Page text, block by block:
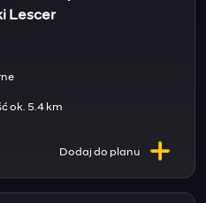
Lescer
ok. 5.4 km
Dodaj do planu